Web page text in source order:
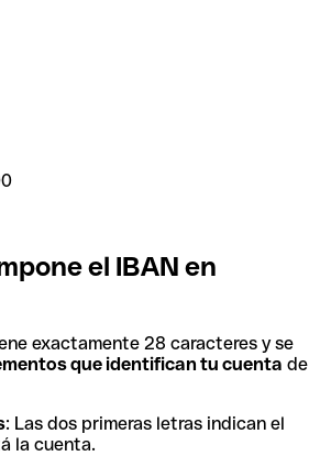
el IBAN en
exactamente 28 caracteres y se
que identifican tu cuenta de
: Las dos primeras letras indican el
la cuenta.